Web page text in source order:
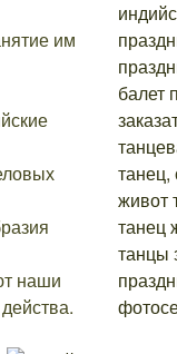
им
наши